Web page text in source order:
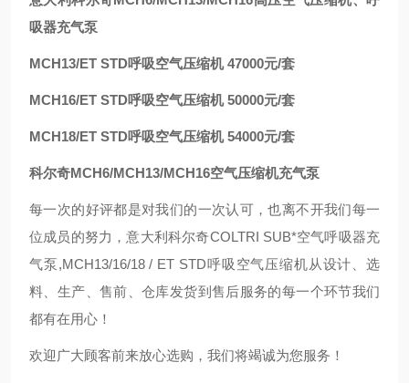
吸器充气泵
MCH13/ET STD呼吸空气压缩机 47000元/套
MCH16/ET STD呼吸空气压缩机 50000元/套
MCH18/ET STD呼吸空气压缩机 54000元/套
科尔奇MCH6/MCH13/MCH16空气压缩机充气泵
每一次的好评都是对我们的一次认可，也离不开我们每一
位成员的努力，意大利科尔奇COLTRI SUB*空气呼吸器充
气泵,MCH13/16/18 / ET STD呼吸空气压缩机从设计、选
料、生产、售前、仓库发货到售后服务的每一个环节我们
都有在用心！
欢迎广大顾客前来放心选购，我们将竭诚为您服务！